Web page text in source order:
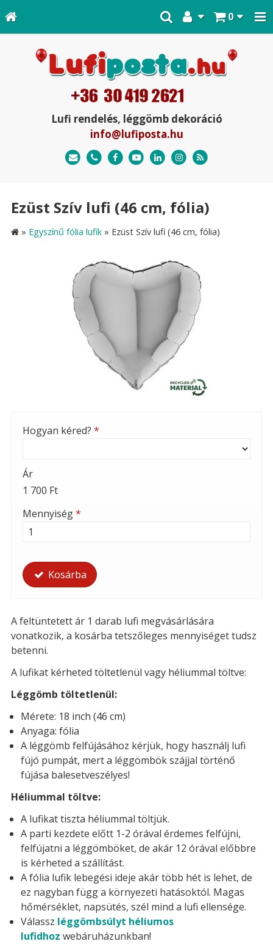
0
Lufi rendelés, léggömb dekoráció
info@lufiposta.hu
Ezüst Szív lufi (46 cm, fólia)
» Egyszínű fólia lufik » Ezüst Szív lufi (46 cm, fólia)
Hogyan kéred? *
Ár
1 700 Ft
Mennyiség*
Kosárba
A feltüntetett ár 1 darab lufi megvásárlására
vonatkozik, a kosárba tetszőleges mennyiséget tudsz
betenni.
A lufikat kérheted töltetlenül vagy héliummal töltve:
Léggömb töltetlenül:
Mérete: 18 inch (46 cm)
Anyaga: fólia
A léggömb felfújásához kérjük, hogy használj lufi
fújó pumpát, mert a léggömbök szájjal történő
fújása balesetveszélyes!
Héliummal töltve:
A lufikat tiszta héliummal töltjük.
A parti kezdete előtt 1-2 órával érdemes felfújni,
felfújatni a léggömböket, de akár 12 órával előbbre
is kérheted a szállítást.
A fólia lufik lebegési ideje akár több hét is lehet, de
ez nagyban függ a környezeti hatásoktól. Magas
hőmérséklet, napsütés, szél mind a lufi ellensége.
Válassz léggömbsúlyt héliumos
lufidhoz webáruházunkban!